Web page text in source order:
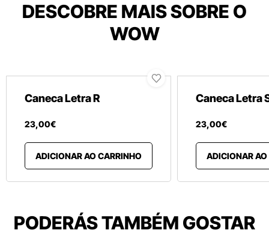
DESCOBRE MAIS SOBRE O
WOW
Caneca Letra R
23,00€
ADICIONAR AO CARRINHO
Caneca Letra
23,00€
ADICIONAR
PODERÁS TAMBÉM GOSTAR